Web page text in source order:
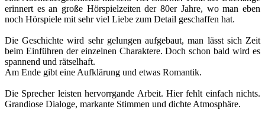
erinnert es an große Hörspielzeiten der 80er Jahre, wo man eben
noch Hörspiele mit sehr viel Liebe zum Detail geschaffen hat.
Die Geschichte wird sehr gelungen aufgebaut, man lässt sich Zeit
beim Einführen der einzelnen Charaktere. Doch schon bald wird es
spannend und rätselhaft.
Am Ende gibt eine Aufklärung und etwas Romantik.
Die Sprecher leisten hervorrgande Arbeit. Hier fehlt einfach nichts.
Grandiose Dialoge, markante Stimmen und dichte Atmosphäre.